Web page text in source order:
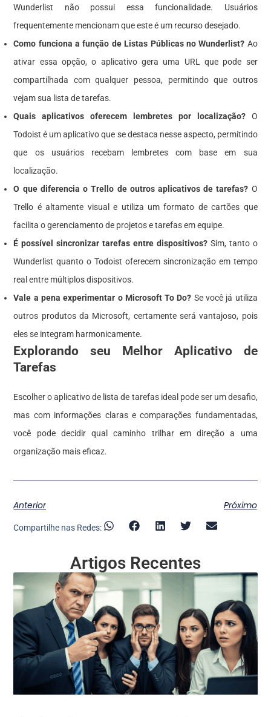
Wunderlist não possui essa funcionalidade. Usuários
frequentemente mencionam que este é um recurso desejado.
Como funciona a função de Listas Públicas no Wunderlist? Ao
ativar essa opção, o aplicativo gera uma URL que pode ser
compartilhada com qualquer pessoa, permitindo que outros
vejam sua lista de tarefas.
Quais aplicativos oferecem lembretes por localização?O
Todoist é um aplicativo que se destaca nesse aspecto, permitindo
que os usuários recebam lembretes com base em sua
localização.
O que diferencia o Trello de outros aplicativos de tarefas? O
Trello é altamente visual e utiliza um formato de cartões que
facilita o gerenciamento de projetos e tarefas em equipe.
É possível sincronizar tarefas entre dispositivos?Sim, tanto o
Wunderlist quanto o Todoist oferecem sincronização em tempo
real entre múltiplos dispositivos.
Vale a pena experimentar o Microsoft To Do? Se você já utiliza
outros produtos da Microsoft, certamente será vantajoso, pois
eles se integram harmonicamente.
Explorando seu Melhor Aplicativo de
Tarefas
Escolher o aplicativo de lista de tarefas ideal pode ser um desafio,
mas com informações claras e comparações fundamentadas,
você pode decidir qual caminho trilhar em direção a uma
organização mais eficaz.
Anterior Próximo
Compartilhe nas Redes:
Artigos Recentes